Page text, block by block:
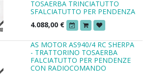
TOSAERBA TRINCIATUTTO
SFALCIATUTTO PER PENDENZA
4.088,00 €
AS MOTOR AS940/4 RC SHERPA
- TRATTORINO TOSAERBA
FALCIATUTTO PER PENDENZE
CON RADIOCOMANDO